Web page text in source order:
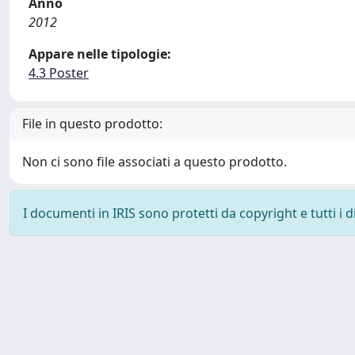
2012
Appare nelle tipologie:
4.3 Poster
File in questo prodotto:
Non ci sono file associati a questo prodotto.
I documenti in IRIS sono protetti da copyright e tutti i